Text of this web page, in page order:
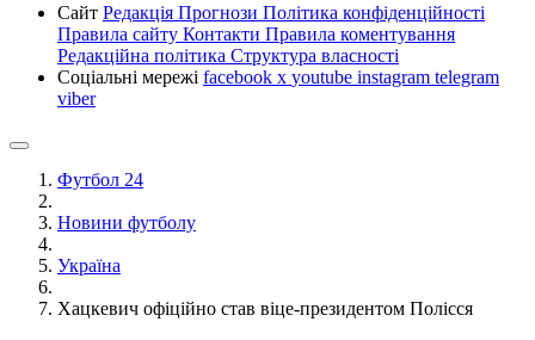
Сайт Редакція Прогнози Політика конфіденційності
Правила сайту Контакти Правила коментування
Редакційна політика Структура власності
Соціальні мережі facebook x youtube instagram telegram
viber
Футбол 24
Новини футболу
Україна
Хацкевич офіційно став віце-президентом Полісся